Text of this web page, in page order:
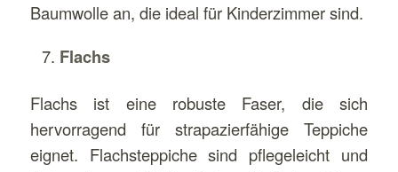
Baumwolle an, die ideal für Kinderzimmer sind.
Flachs
Flachs ist eine robuste Faser, die sich
hervorragend für strapazierfähige Teppiche
eignet. Flachsteppiche sind pflegeleicht und